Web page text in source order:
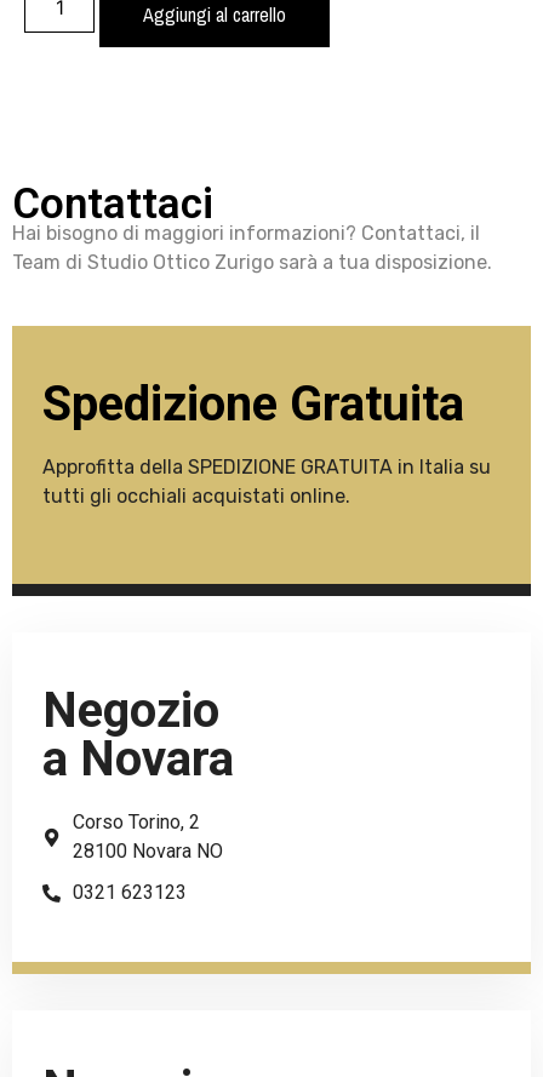
Aggiungi al carrello
Contattaci
Hai bisogno di maggiori informazioni? Contattaci, il
Team di Studio Ottico Zurigo sarà a tua disposizione.
Spedizione Gratuita
Approfitta della SPEDIZIONE GRATUITA in Italia su
tutti gli occhiali acquistati online.
Negozio
a Novara
Corso Torino, 2
28100 Novara NO
0321 623123